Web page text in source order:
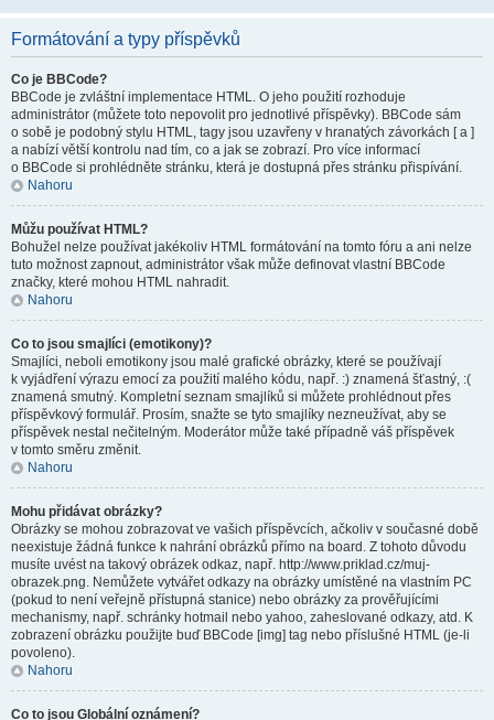
Formátování a typy příspěvků
Co je BBCode?
BBCode je zvláštní implementace HTML. O jeho použití rozhoduje
administrátor (můžete toto nepovolit pro jednotlivé příspěvky). BBCode sám
o sobě je podobný stylu HTML, tagy jsou uzavřeny v hranatých závorkách [ a ]
a nabízí větší kontrolu nad tím, co a jak se zobrazí. Pro více informací
o BBCode si prohlédněte stránku, která je dostupná přes stránku přispívání.
Nahoru
Můžu používat HTML?
Bohužel nelze používat jakékoliv HTML formátování na tomto fóru a ani nelze
tuto možnost zapnout, administrátor však může definovat vlastní BBCode
značky, které mohou HTML nahradit.
Nahoru
Co to jsou smajlíci (emotikony)?
Smajlíci, neboli emotikony jsou malé grafické obrázky, které se používají
k vyjádření výrazu emocí za použití malého kódu, např. :) znamená šťastný, :(
znamená smutný. Kompletní seznam smajlíků si můžete prohlédnout přes
příspěvkový formulář. Prosím, snažte se tyto smajlíky nezneužívat, aby se
příspěvek nestal nečitelným. Moderátor může také případně váš příspěvek
v tomto směru změnit.
Nahoru
Mohu přidávat obrázky?
Obrázky se mohou zobrazovat ve vašich příspěvcích, ačkoliv v současné době
neexistuje žádná funkce k nahrání obrázků přímo na board. Z tohoto důvodu
musíte uvést na takový obrázek odkaz, např. http://www.priklad.cz/muj-
obrazek.png. Nemůžete vytvářet odkazy na obrázky umístěné na vlastním PC
(pokud to není veřejně přístupná stanice) nebo obrázky za prověřujícími
mechanismy, např. schránky hotmail nebo yahoo, zaheslované odkazy, atd. K
zobrazení obrázku použijte buď BBCode [img] tag nebo příslušné HTML (je-li
povoleno).
Nahoru
Co to jsou Globální oznámení?